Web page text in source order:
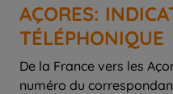
AÇORES:
TÉLÉPHONIQUE
De la France vers les
numéro du